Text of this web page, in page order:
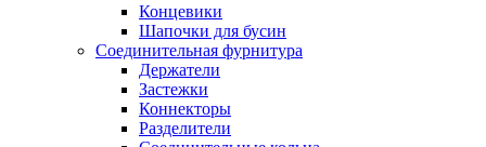
Концевики
Шапочки для бусин
Соединительная фурнитура
Держатели
Застежки
Коннекторы
Разделители